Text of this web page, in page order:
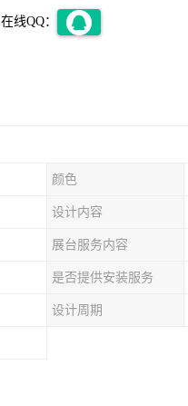
在线QQ：
颜色
设计内容
展台服务内容
是否提供安装服务
设计周期